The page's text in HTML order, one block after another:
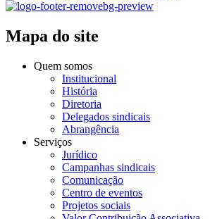
Mapa do site
Quem somos
Institucional
História
Diretoria
Delegados sindicais
Abrangência
Serviços
Jurídico
Campanhas sindicais
Comunicação
Centro de eventos
Projetos sociais